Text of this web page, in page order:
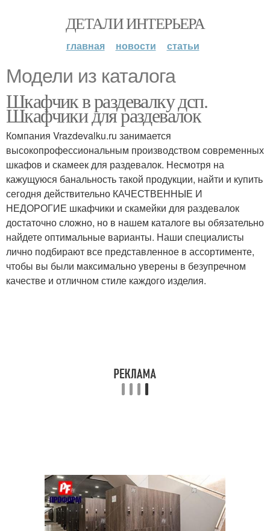
ДЕТАЛИ ИНТЕРЬЕРА
главная новости статьи
Модели из каталога
Шкафчик в раздевалку дсп.
Шкафчики для раздевалок
Компания Vrazdevalku.ru занимается
высокопрофессиональным производством современных
шкафов и скамеек для раздевалок. Несмотря на
кажущуюся банальность такой продукции, найти и купить
сегодня действительно КАЧЕСТВЕННЫЕ И
НЕДОРОГИЕ шкафчики и скамейки для раздевалок
достаточно сложно, но в нашем каталоге вы обязательно
найдете оптимальные варианты. Наши специалисты
лично подбирают все представленное в ассортименте,
чтобы вы были максимально уверены в безупречном
качестве и отличном стиле каждого изделия.